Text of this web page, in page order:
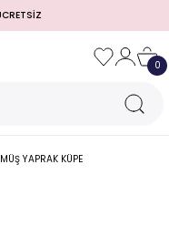
0
YAPRAK KÜPE